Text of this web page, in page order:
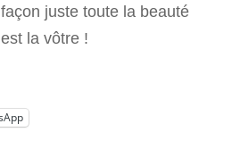
juste toute la beauté
la vôtre !